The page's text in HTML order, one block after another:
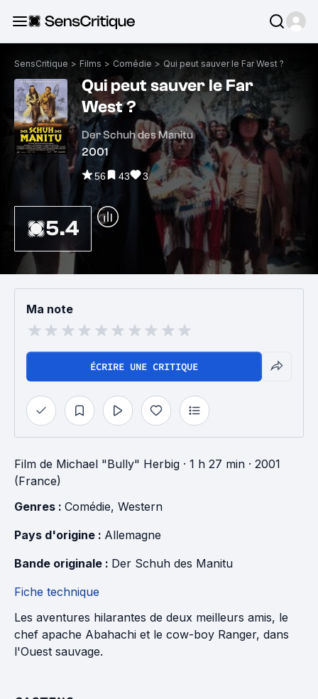
SensCritique > Films > Comédie > Qui peut sauver le Far West ?
Qui peut sauver le Far
West ?
Der Schuh des Manitu
2001
56 43 3
5.4
Ma note
ÉCRIRE UNE CRITIQUE
Film de Michael "Bully" Herbig · 1 h 27 min · 2001
(France)
Genres : Comédie, Western
Pays d'origine : Allemagne
Bande originale : Der Schuh des Manitu
Fiche technique
Les aventures hilarantes de deux meilleurs amis, le
chef apache Abahachi et le cow-boy Ranger, dans
l'Ouest sauvage.